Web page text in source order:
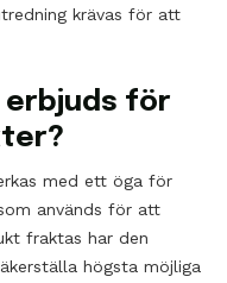
krävas för att
erbjuds för
med ett öga för
används för att
fraktas har den
högsta möjliga